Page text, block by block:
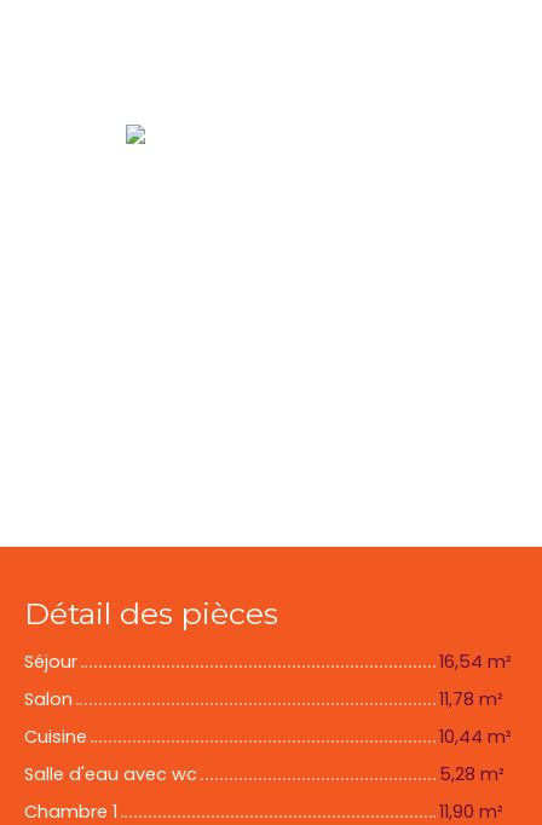
Détail des pièces
Séjour
16,54 m²
Salon
11,78 m²
Cuisine
10,44 m²
Salle d'eau avec wc
5,28 m²
Chambre 1
11,90 m²